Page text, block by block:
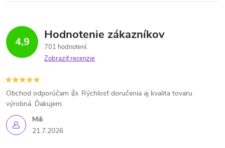
4,9 Hodnotenie zákazníkov
701 hodnotení
Zobraziť recenzie
Mili
21.7.2026
Obchod odporúčam 👍. Rýchlosť doručenia aj kvalita tovaru
výrobná. Ďakujem.